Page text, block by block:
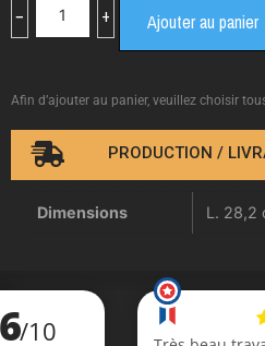
− + Ajouter au panier
Afin d’ajouter au panier, veuillez choisir
PRODUCTION /
Dimensions L. 28,2